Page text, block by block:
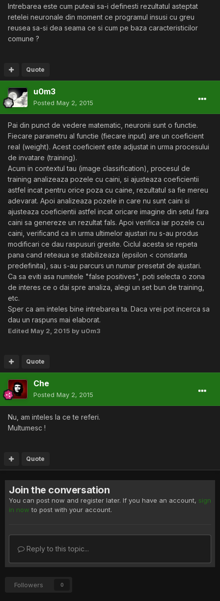
Intrebarea este cum puteai sa-i definesti rezultatul asteptat
retelei neuronale din moment ce programul insusi cu greu
reusea sa-si dea seama ce si cum pe baza caracteristicilor
comune ?
Quote
u0m3
Posted May 2, 2015
Pai din punct de vedere matematic, neuronii sunt o functie.
Fiecare parametru al functie (fiecare input) are un coeficient
real (weight). Acest coeficient este adjustat in urma procesului
de invatare (training).
Acum in contextul tau (image classification), procesul de
training analizeaza pozele cu caini, si ajusteaza coeficientii
astfel incat pentru orice poza cu caine, rezultatul sa fie mereu
adevarat. Apoi analizeaza pozele in care nu sunt caini si
ajusteaza coeficientii astfel incat oricare imagine din setul fara
caini sa genereze un rezultat fals. Apoi verifica iar pozele cu
caini, verificand ca in urma ultimelor ajustari nu s-au produs
modificari ce dau raspusuri gresite. Ciclul acesta se repeta
pana cand reteaua se stabilizeaza (epsilon < constanta
predefinita), sau s-au parcurs un numar presetat de ajustari.
Ca sa eviti asa numitele "false positives", poti selecta o zona
de interes ce o dai spre analiza, alegi un set bun de training,
etc.
Sper ca am inteles bine intrebarea ta. Daca vrei pot incerca sa
dau un raspuns mai elaborat.
Edited May 2, 2015 by u0m3
Quote
Che
Posted May 2, 2015
Nu, am inteles la ce te referi.
Multumesc !
Quote
Join the conversation
You can post now and register later. If you have an account, sign
in now to post with your account.
Reply to this topic...
Followers 0